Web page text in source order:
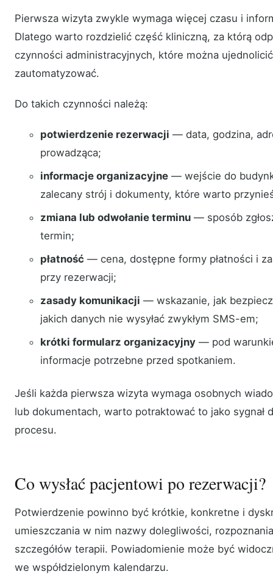
Pierwsza wizyta zwykle wymaga więcej czasu i
Dlatego warto rozdzielić część kliniczną, za którą
czynności administracyjnych, które można
zautomatyzować.
Do takich czynności należą:
potwierdzenie rezerwacji — data, godzina,
prowadząca;
informacje organizacyjne— wejście do
zalecany strój i dokumenty, które warto
zmiana lub odwołanie terminu— sposób
termin;
płatność — cena, dostępne formy płatności i
przy rezerwacji;
zasady komunikacji — wskazanie, jak
jakich danych nie wysyłać zwykłym SMS-em;
krótki formularz organizacyjny— pod
informacje potrzebne przed spotkaniem.
Jeśli każda pierwsza wizyta wymaga osobnych
lub dokumentach, warto potraktować to jako sygnał
procesu.
Co wysłać pacjentowi po rezerwacji?
Potwierdzenie powinno być krótkie, konkretne i
umieszczania w nim nazwy dolegliwości,
szczegółów terapii. Powiadomienie może być
we współdzielonym kalendarzu.